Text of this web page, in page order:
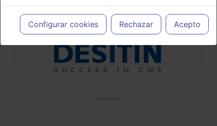
meramente informativo, siendo responsabilidad de los
profesionales facultados prescribir medicamentos y decidir, en
cada caso concreto, el tratamiento más adecuado a las
necesidades del paciente.
Configurar cookies Rechazar Acepto